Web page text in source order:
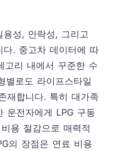
성, 안락성, 그리고
다. 중고차 데이터에 따
고리 내에서 꾸준한 수
별로도 라이프스타일
재합니다. 특히 대가족
운전자에게 LPG 구동
용 절감으로 매력적
의 장점은 연료 비용